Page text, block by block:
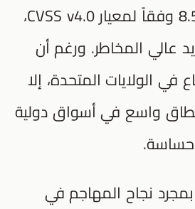
درجة خطورة تبلغ 8.5 وفقاً لمعيار CVSS v4.0،
عالي المخاطر. ورغم أن
في الولايات المتحدة، إلا
واسع في أسواق دولية
حساسة.
نجاح المهاجم في